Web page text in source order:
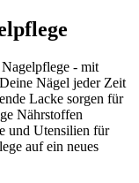
- mit
Nägel jeder Zeit
Lacke sorgen für
Nährstoffen
und Utensilien für
auf ein neues